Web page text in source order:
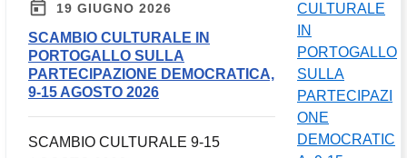
19 GIUGNO 2026
SCAMBIO CULTURALE IN
PORTOGALLO SULLA
PARTECIPAZIONE DEMOCRATICA,
9-15 AGOSTO 2026
SCAMBIO CULTURALE 9-15